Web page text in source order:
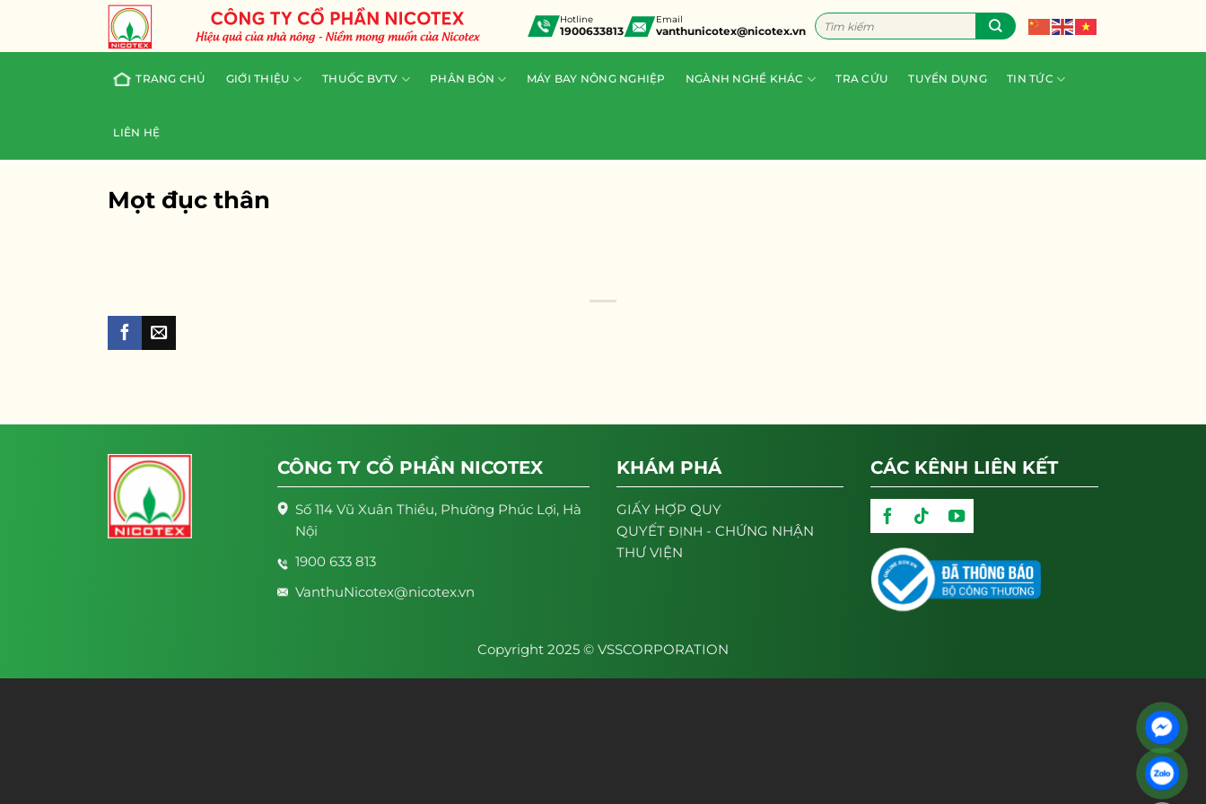
content
Hotline
1900633813
Email
vanthunicotex@nicotex.vn
Tìm
kiếm:
TRANG CHỦ GIỚI THIỆU THUỐC BVTV PHÂN BÓN MÁY BAY NÔNG NGHIỆP NGÀNH NGHỀ KHÁC TRA CỨU TUYỂN DỤNG TIN TỨC
LIÊN HỆ
Mọt đục thân
CÔNG TY CỔ PHẦN NICOTEX
Số 114 Vũ Xuân Thiều, Phường Phúc Lợi, Hà
Nội
1900 633 813
VanthuNicotex@nicotex.vn
KHÁM PHÁ
GIẤY HỢP QUY
QUYẾT ĐỊNH - CHỨNG NHẬN
THƯ VIỆN
CÁC KÊNH LIÊN KẾT
Copyright 2025 © VSSCORPORATION